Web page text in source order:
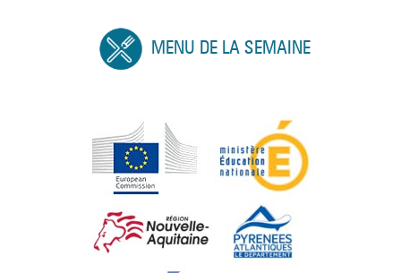
MENU DE LA SEMAINE